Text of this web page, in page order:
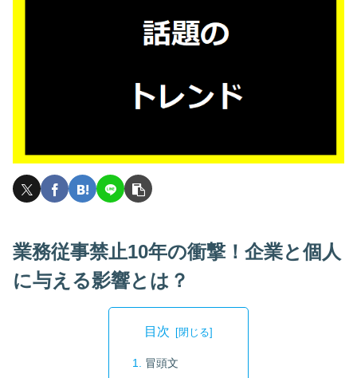
業務従事禁止10年の衝撃！企業と個人
に与える影響とは？
目次
冒頭文